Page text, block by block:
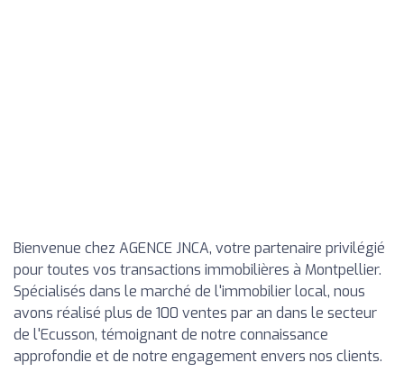
Bienvenue chez AGENCE JNCA, votre partenaire privilégié
pour toutes vos transactions immobilières à Montpellier.
Spécialisés dans le marché de l'immobilier local, nous
avons réalisé plus de 100 ventes par an dans le secteur
de l'Ecusson, témoignant de notre connaissance
approfondie et de notre engagement envers nos clients.